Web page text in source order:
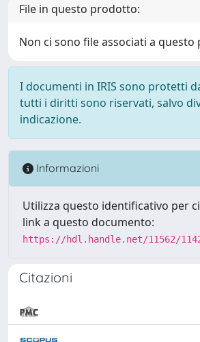
File in questo prodotto:
Non ci sono file associati a
I documenti in IRIS sono protetti
tutti i diritti sono riservati, salvo
indicazione.
Informazioni
Utilizza questo identificativo per
link a questo documento:
https://hdl.handle.net/11562/
Citazioni